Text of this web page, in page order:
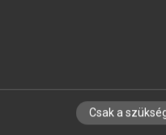
IRATKOZZ
Csak a